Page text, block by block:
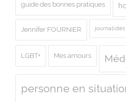
guide des bonnes pratiques
Jennifer FOURNIER journalistes
LGBT+ Mes amours
personne en